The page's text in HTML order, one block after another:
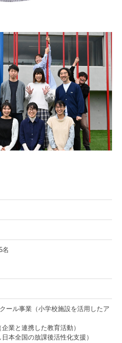
名
ール事業（小学校施設を活用したア
業と連携した教育活動）
本全国の放課後活性化支援）